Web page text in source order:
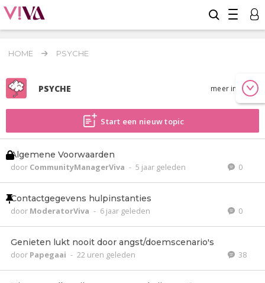
HOME PSYCHE
PSYCHE meer info
Start een nieuw topic
Algemene Voorwaarden
door CommunityManagerViva - 5 jaar geleden 0
Contactgegevens hulpinstanties
door ModeratorViva - 6 jaar geleden 0
Genieten lukt nooit door angst/doemscenario's
door Papegaai - 22 uren geleden 38